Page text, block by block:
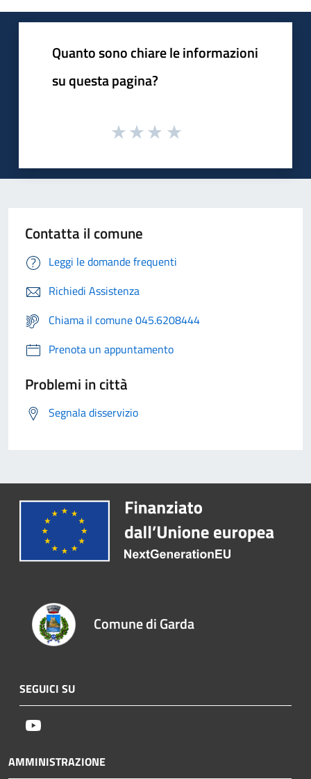
Quanto sono chiare le informazioni
su questa pagina?
Contatta il comune
Leggi le domande frequenti
Richiedi Assistenza
Chiama il comune 045.6208444
Prenota un appuntamento
Problemi in città
Segnala disservizio
Comune di Garda
SEGUICI SU
AMMINISTRAZIONE